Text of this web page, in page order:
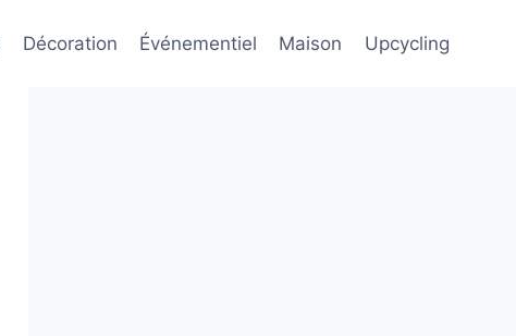
Décoration Événementiel Maison Upcycling